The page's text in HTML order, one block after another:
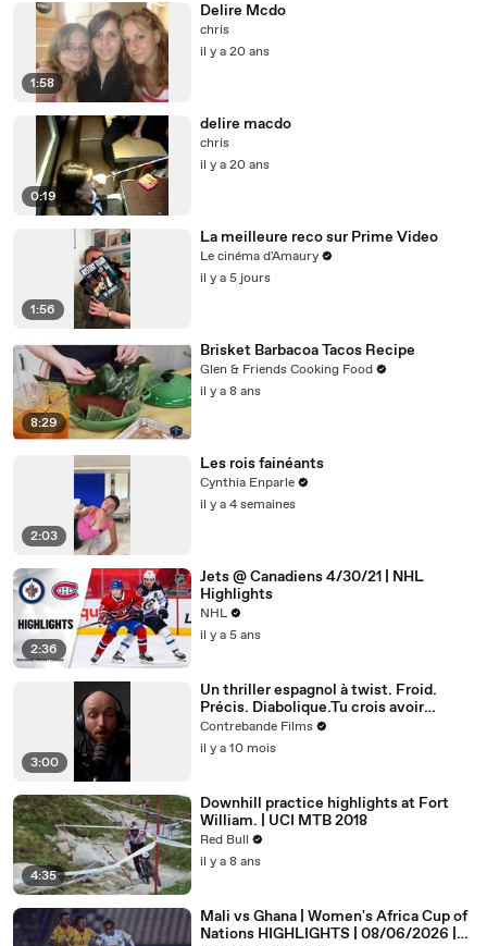
1:58
Delire Mcdo
chris
il y a 20 ans
0:19
delire macdo
chris
il y a 20 ans
1:56
La meilleure reco sur Prime Video
Le cinéma d'Amaury
il y a 5 jours
8:29
Brisket Barbacoa Tacos Recipe
Glen & Friends Cooking Food
il y a 8 ans
2:03
Les rois fainéants
Cynthia Enparle
il y a 4 semaines
2:36
Jets @ Canadiens 4/30/21 | NHL
Highlights
NHL
il y a 5 ans
3:00
Un thriller espagnol à twist. Froid.
Précis. Diabolique.Tu crois avoir
compris ? Attends la dernière scène.
Contrebande Films
il y a 10 mois
4:35
Downhill practice highlights at Fort
William. | UCI MTB 2018
Red Bull
il y a 8 ans
Mali vs Ghana | Women's Africa Cup of
Nations HIGHLIGHTS | 08/06/2026 |